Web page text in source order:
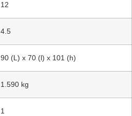
12
4.5
90 (L) x 70 (l) x 101 (h)
1.590 kg
1